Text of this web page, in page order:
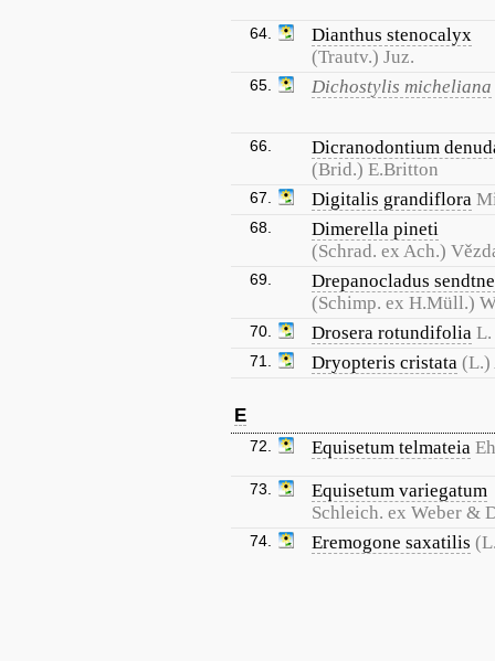
64.
Dianthus stenocalyx
(Trautv.) Juz.
65. Dichostylis micheliana
66.
Dicranodontium
(Brid.) E.Britton
67. Digitalis grandiflora
68.
Dimerella pineti
(Schrad. ex Ach.)
69.
Drepanocladus
(Schimp. ex H.Müll.)
70. Drosera rotundifolia L.
71. Dryopteris cristata (L.)
E
72. Equisetum telmateia
73.
Equisetum variegatum
Schleich. ex Weber &
74. Eremogone saxatilis